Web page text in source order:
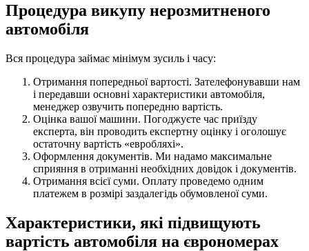
Процедура викупу нерозмитненого
автомобіля
Вся процедура займає мінімум зусиль і часу:
Отримання попередньої вартості. Зателефонувавши нам
і передавши основні характеристики автомобіля,
менеджер озвучить попередню вартість.
Оцінка вашої машини. Погоджуєте час приїзду
експерта, він проводить експертну оцінку і оголошує
остаточну вартість «евробляхі».
Оформлення документів. Ми надамо максимальне
сприяння в отриманні необхідних довідок і документів.
Отримання всієї суми. Оплату проведемо одним
платежем в розмірі заздалегідь обумовленої суми.
Характеристики, які підвищують
вартість автомобіля на єврономерах